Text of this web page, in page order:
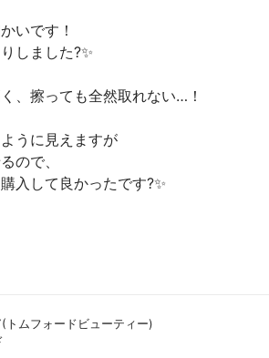
いです！
しました?✨
、擦っても全然取れない…！
うに見えますが
ので、
入して良かったです?✨
トムフォードビューティー)